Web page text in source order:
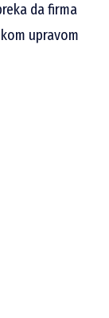
da firma
upravom